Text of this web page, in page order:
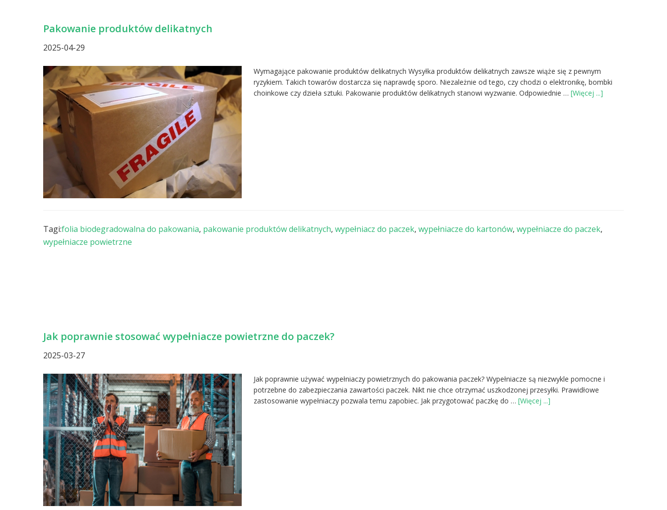
Pakowanie produktów delikatnych
2025-04-29
Wymagające pakowanie produktów delikatnych Wysyłka produktów delikatnych zawsze wiąże się z pewnym
ryzykiem. Takich towarów dostarcza się naprawdę sporo. Niezależnie od tego, czy chodzi o elektronikę, bombki
choinkowe czy dzieła sztuki. Pakowanie produktów delikatnych stanowi wyzwanie. Odpowiednie … [Więcej ...]
Tagi:folia biodegradowalna do pakowania, pakowanie produktów delikatnych, wypełniacz do paczek, wypełniacze do kartonów, wypełniacze do paczek,
wypełniacze powietrzne
Jak poprawnie stosować wypełniacze powietrzne do paczek?
2025-03-27
Jak poprawnie używać wypełniaczy powietrznych do pakowania paczek? Wypełniacze są niezwykle pomocne i
potrzebne do zabezpieczania zawartości paczek. Nikt nie chce otrzymać uszkodzonej przesyłki. Prawidłowe
zastosowanie wypełniaczy pozwala temu zapobiec. Jak przygotować paczkę do … [Więcej ...]